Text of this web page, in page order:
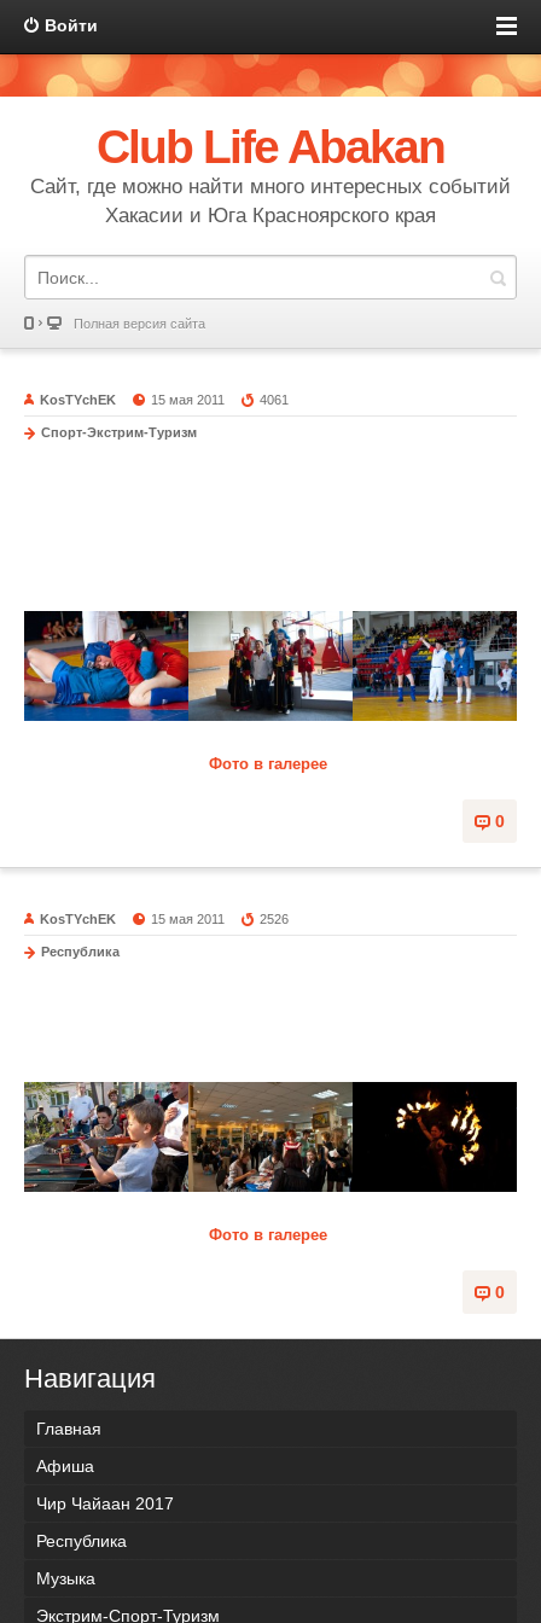
Войти
Club Life Abakan
Сайт, где можно найти много интересных событий
Хакасии и Юга Красноярского края
Полная версия сайта
KosTYchEK 15 мая 2011 4061
Спорт-Экстрим-Туризм
Фото в галерее
0
KosTYchEK 15 мая 2011 2526
Республика
Фото в галерее
0
Навигация
Главная
Афиша
Чир Чайаан 2017
Республика
Музыка
Экстрим-Спорт-Туризм